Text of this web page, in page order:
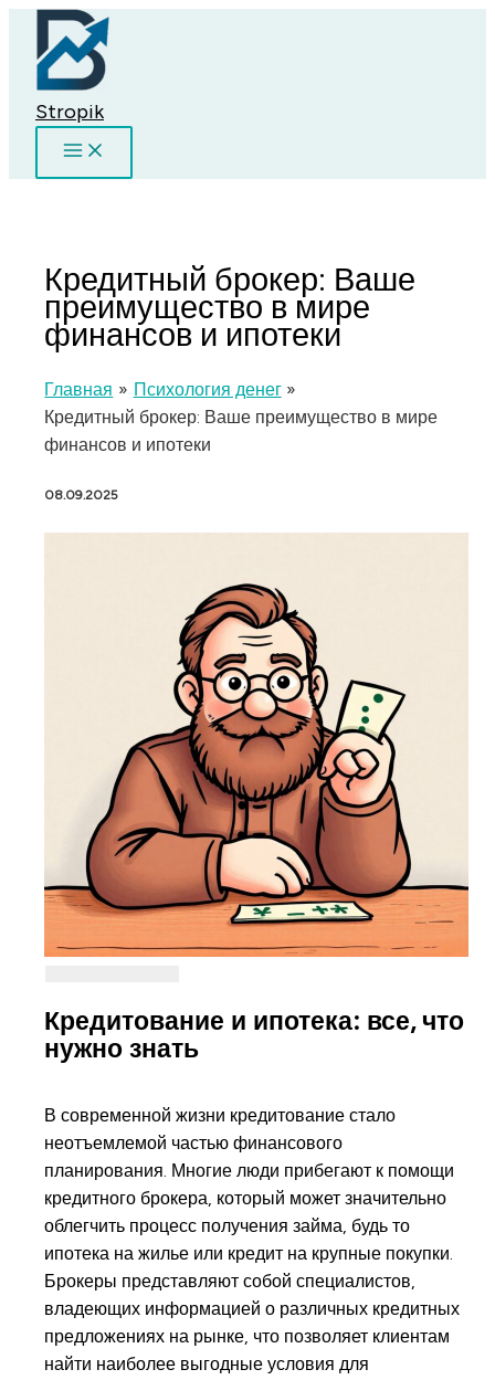
Перейти
содержимому
Stropik
Кредитный брокер: Ваше
преимущество в мире
финансов и ипотеки
Главная
Психология денег
Кредитный брокер: Ваше преимущество в мире
финансов и ипотеки
08.09.2025
Кредитование и ипотека: все, что
нужно знать
В современной жизни кредитование стало
неотъемлемой частью финансового
планирования. Многие люди прибегают к помощи
кредитного брокера, который может значительно
облегчить процесс получения займа, будь то
ипотека на жилье или кредит на крупные покупки.
Брокеры представляют собой специалистов,
владеющих информацией о различных кредитных
предложениях на рынке, что позволяет клиентам
найти наиболее выгодные условия для